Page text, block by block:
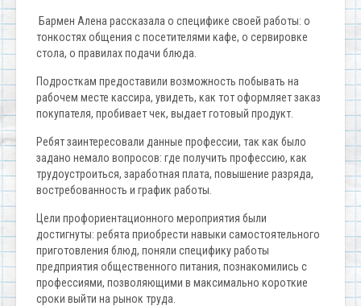
Бармен Алена рассказала о специфике своей работы: о
тонкостях общения с посетителями кафе, о сервировке
стола, о правилах подачи блюда.
Подросткам предоставили возможность побывать на
рабочем месте кассира, увидеть, как тот оформляет заказ
покупателя, пробивает чек, выдает готовый продукт.
Ребят заинтересовали данные профессии, так как было
задано немало вопросов: где получить профессию, как
трудоустроиться, заработная плата, повышение разряда,
востребованность и график работы.
Цели профориентационного мероприятия были
достигнуты: ребята приобрести навыки самостоятельного
приготовления блюд, поняли специфику работы
предприятия общественного питания, познакомились с
профессиями, позволяющими в максимально короткие
сроки выйти на рынок труда.